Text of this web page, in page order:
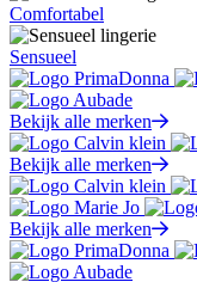
Comfortabel
Sensueel
Bekijk alle merken
Bekijk alle merken
Bekijk alle merken